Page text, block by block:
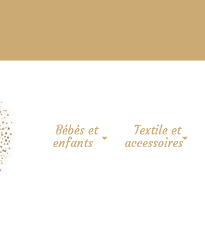
Bébés et
enfants
Textile et
accessoires